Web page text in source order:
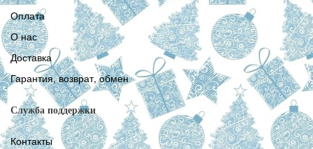
Оплата
О нас
Доставка
Гарантия, возврат, обмен
Служба поддержки
Контакты